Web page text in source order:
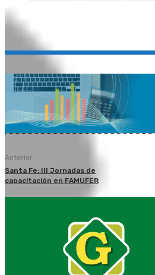
Anterior
Santa Fe: III Jornadas de
capacitación en FAMUFER